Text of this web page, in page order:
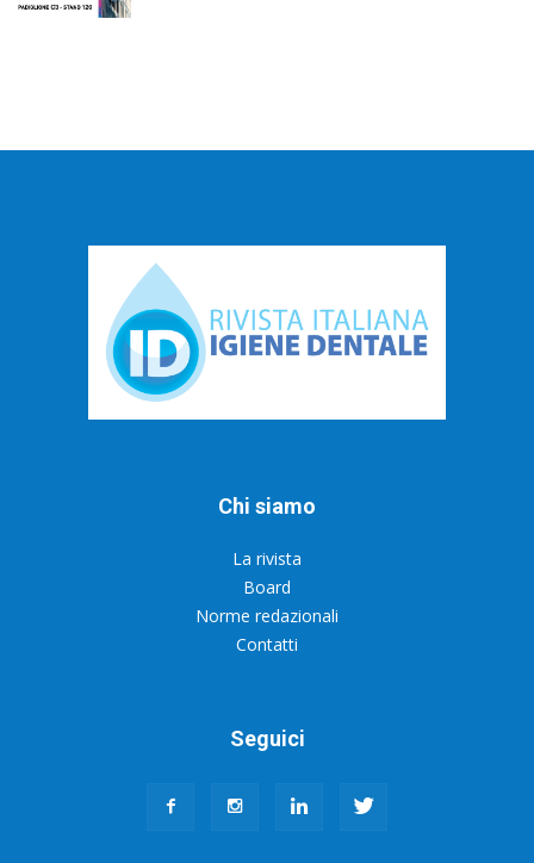
Chi siamo
La rivista
Board
Norme redazionali
Contatti
Seguici